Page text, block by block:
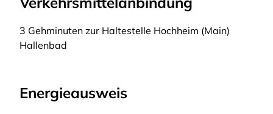
3 Gehminuten zur Haltestelle Hochheim (Main)
Hallenbad
Energieausweis